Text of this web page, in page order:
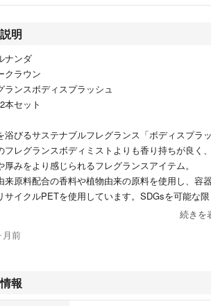
明
ナンダ
クラウン
ランスボディスプラッシュ
本セット
浴びるサステナブルフレグランス「ボディスプラッ
フレグランスボディミストよりも香り持ちが良く
厚みをより感じられるフレグランスアイテム。
来原料配合の香料や植物由来の原料を使用し、容
サイクルPETを使用しています。SDGsを可能な
、中身も容器もトータルに対応した「サスティナ
ーなどの深い香りへと変化していく、上品な香り。
続きを
月前
報